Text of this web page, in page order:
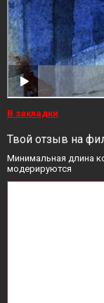
В закладки
Твой отзыв на
Минимальная длина
модерируются